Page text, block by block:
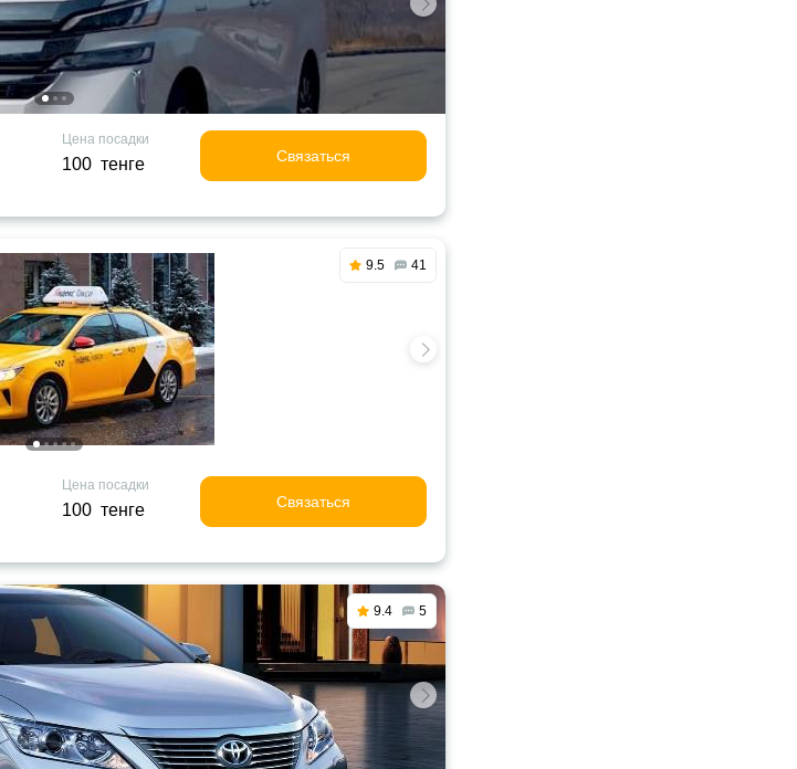
Цена посадки
100 тенге Связаться
9.5 41
Цена посадки
100 тенге Связаться
9.4 5